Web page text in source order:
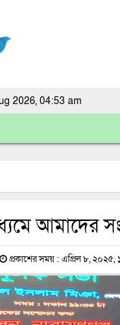
2026, 04:53 am
আমাদের
প্রকাশের সময় : এপ্রিল ৮, ২০২৫,